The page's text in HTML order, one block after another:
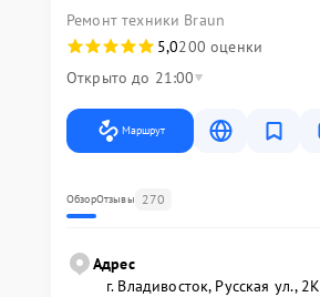
Ремонт техники Braun
5,0200 оценки
Открыто до 21:00
Маршрут
ОбзорОтзывы 270
Адрес
г. Владивосток, Русская ул., 2К